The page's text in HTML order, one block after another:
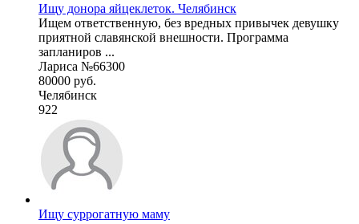
Ищу донора яйцеклеток. Челябинск
Ищем ответственную, без вредных привычек девушку
приятной славянской внешности. Программа
запланиров ...
Лариса №66300
80000 руб.
Челябинск
922
Ищу суррогатную маму